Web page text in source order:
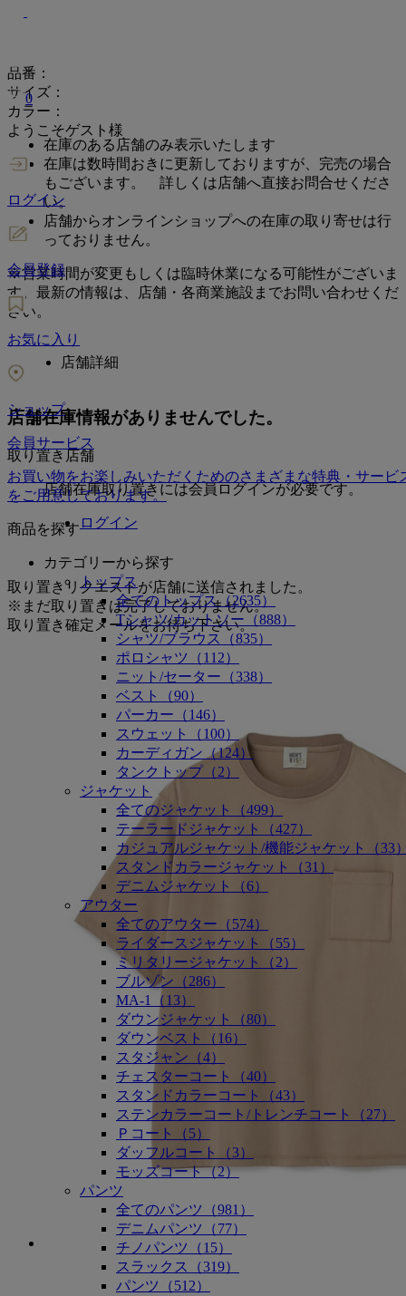
0
ようこそゲスト様
ログイン
会員登録
お気に入り
ショップ
会員サービス
お買い物をお楽しみいただくためのさまざまな特典・サービ
をご用意しております。
商品を探す
カテゴリーから探す
トップス
全てのトップス（2635）
Tシャツ/カットソー（888）
シャツ/ブラウス（835）
ポロシャツ（112）
ニット/セーター（338）
ベスト（90）
パーカー（146）
スウェット（100）
カーディガン（124）
タンクトップ（2）
ジャケット
全てのジャケット（499）
テーラードジャケット（427）
カジュアルジャケット/機能ジャケット（33
スタンドカラージャケット（31）
デニムジャケット（6）
アウター
全てのアウター（574）
ライダースジャケット（55）
ミリタリージャケット（2）
ブルゾン（286）
MA-1（13）
ダウンジャケット（80）
ダウンベスト（16）
スタジャン（4）
チェスターコート（40）
スタンドカラーコート（43）
ステンカラーコート/トレンチコート（27）
Ｐコート（5）
ダッフルコート（3）
モッズコート（2）
パンツ
全てのパンツ（981）
デニムパンツ（77）
チノパンツ（15）
スラックス（319）
パンツ（512）
品番：
サイズ：
カラー：
在庫のある店舗のみ表示いたします
在庫は数時間おきに更新しておりますが、完売の場合
もございます。 詳しくは店舗へ直接お問合せくださ
い。
店舗からオンラインショップへの在庫の取り寄せは行
っておりません。
※営業時間が変更もしくは臨時休業になる可能性がございま
す。最新の情報は、店舗・各商業施設までお問い合わせくだ
さい。
店舗詳細
店舗在庫情報がありませんでした。
取り置き店舗
店舗在庫取り置きには会員ログインが必要です。
ログイン
取り置きリクエストが店舗に送信されました。
※まだ取り置きは完了しておりません。
取り置き確定メールをお待ち下さい。